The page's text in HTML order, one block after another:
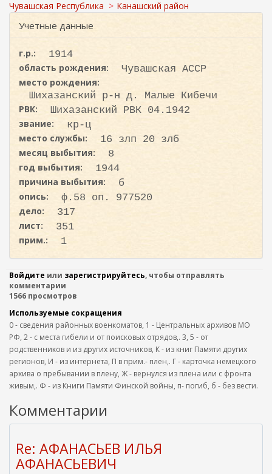
и
к
Чувашская Республика
Канашский район
Учетные данные
г.р.:
1914
область рождения:
Чувашская АССР
место рождения:
Шихазанский р-н д. Малые Кибечи
РВК:
Шихазанский РВК 04.1942
звание:
кр-ц
место службы:
16 злп 20 злб
месяц выбытия:
8
год выбытия:
1944
причина выбытия:
б
опись:
ф.58 оп. 977520
дело:
317
лист:
351
прим.:
1
Войдите или зарегистрируйтесь, чтобы отправлять
комментарии
1566 просмотров
Используемые сокращения
0 - сведения районных военкоматов, 1 - Центральных архивов МО
РФ, 2 - с места гибели и от поисковых отрядов,. 3, 5 - от
родственников и из других источников, К - из книг Памяти других
регионов, И - из интернета, П в прим.- плен,. Г - карточка немецкого
архива о пребывании в плену, Ж - вернулся из плена или с фронта
живым,. Ф - из Книги Памяти Финской войны, п- погиб, б - без вести.
Комментарии
Re: АФАНАСЬЕВ ИЛЬЯ
АФАНАСЬЕВИЧ